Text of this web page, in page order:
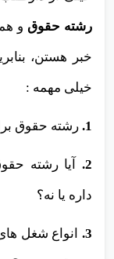
خیلی از
رشته حقوقو
خبر هستن،
خیلی مهمه :
1. رشته حقوق
2. آیا رشته
داره یا نه؟